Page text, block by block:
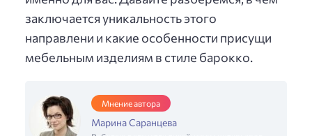
заключается уникальность этого
направлени и какие особенности присущи
мебельным изделиям в стиле барокко.
Мнение автора
Марина Саранцева